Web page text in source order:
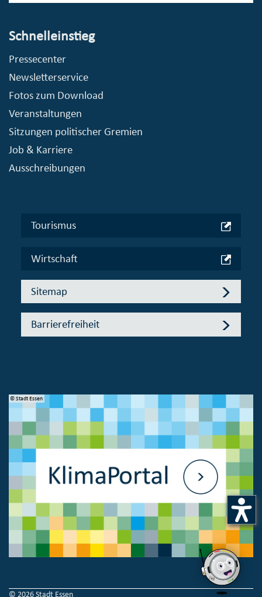
Schnelleinstieg
Pressecenter
Newsletterservice
Fotos zum Download
Veranstaltungen
Sitzungen politischer Gremien
Job & Karriere
Ausschreibungen
Tourismus
Wirtschaft
Sitemap
Barrierefreiheit
© Stadt Essen
© 2026 Stadt Essen